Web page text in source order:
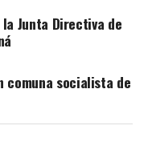
Junta Directiva de
comuna socialista de